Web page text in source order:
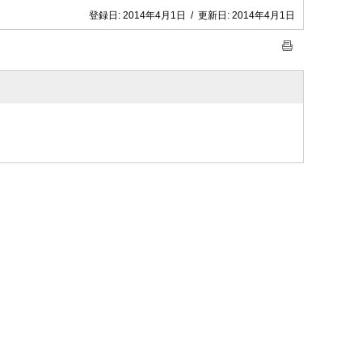
登録日: 2014年4月1日 / 更新日: 2014年4月1日